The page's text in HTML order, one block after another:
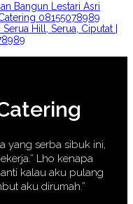
Bangun Lestari Asri
08155078989
Hill, Serua, Ciputat |
yang serba sibuk ini,
Lho kenapa
kalau aku pulang
aku dirumah.”